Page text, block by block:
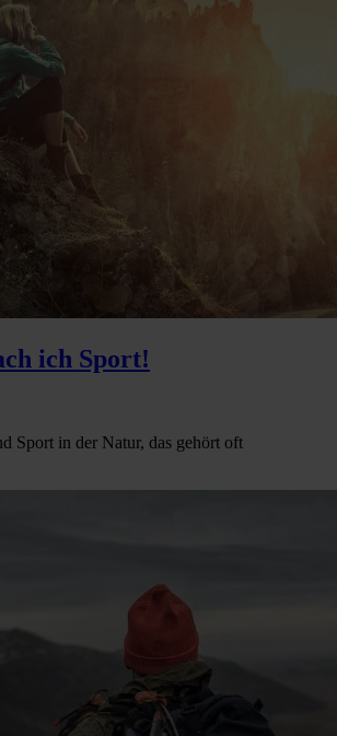
ich Sport!
Sport in der Natur, das gehört oft